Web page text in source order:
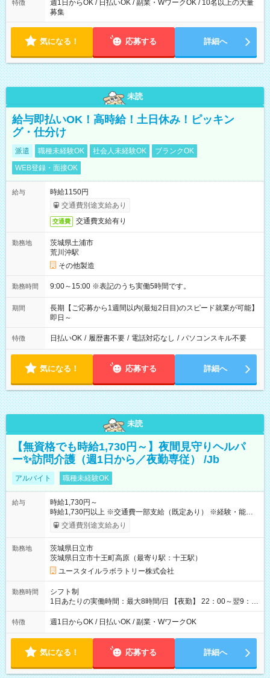
特徴
週1日からOK / 日払いOK / 副業・WワークOK / 10名以上の大量
募集
気になる！ 応募する 詳細へ
未読
給与即払いOK！高時給！土日休み！ピッキン
グ・仕分け
派遣 職種未経験OK 社会人未経験OK
ブランクOK
WEB登録・面接OK
給与
時給1150円
交通費別途支給あり
交通費 交通費支給有り
勤務地
茨城県土浦市
荒川沖駅
その他製造
勤務時間 9:00～15:00 ※表記のうち実働5時間です。
期間
長期【ご応募から1週間以内(最短2日目)のスピード就業が可能】
即日～
特徴 日払いOK / 履歴書不要 / 電話対応なし / パソコンスキル不要
気になる！ 応募する 詳細へ
未読
【無資格でも時給1,730円～】夜間見守りヘルパ
ー✨訪問介護（週1日から／夜勤専従） /Jb
アルバイト 職種未経験OK
給与
時給1,730円～
時給1,730円以上 ※交通費一部支給（既定あり） ※経験・能力を
考慮して決定します 【収入例】 週1回勤務の場合：1,730円×8時
間×4回=5万5,360円 週3回勤務の場合：1,730円×8時間×12回
月 ※ 雇用形態と給与に、本採用時と異なる部分があります。 雇
用形態：本採用時と同じです。 給与：時給 1,510円以上
交通費別途支給あり
勤務地
茨城県日立市
茨城県日立市十王町高原（最寄り駅：十王駅）
ユースタイルラボラトリー株式会社
勤務時間
シフト制
1日あたりの実働時間：最大8時間/日 【夜勤】 22：00～翌9：
00 ※週1日～OK ／ 夜勤専従 ＊＊ 勤務時間例 ＊＊ ■22時か
ら翌7時 ■23時から翌8時 ■24時から翌9時 など ※上記の時間
ます。 ※曜日固定（毎週同じ曜日での勤務となります）
特徴 週1日からOK / 日払いOK / 副業・WワークOK
気になる！ 応募する 詳細へ